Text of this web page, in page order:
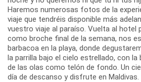
Haremos numerosas fotos de la
viaje que tendréis disponible más
vuestro viaje al paraíso. Vuelta al hotel
como broche final de la semana, nos
barbacoa en la playa, donde
la parrilla bajo el cielo estrellado, con la
de las olas como telón de fondo. Un
día de descanso y disfrute en Maldivas.